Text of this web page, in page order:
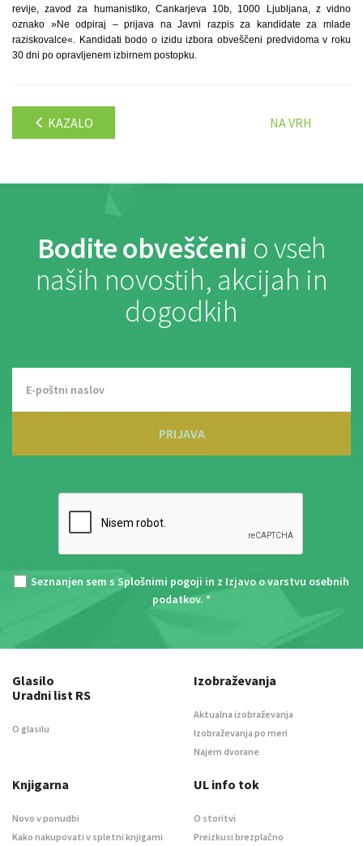
revije, zavod za humanistiko, Cankarjeva 10b, 1000 Ljubljana, z vidno
oznako »Ne odpiraj – prijava na Javni razpis za kandidate za mlade
raziskovalce«. Kandidati bodo o izidu izbora obveščeni predvidoma v roku
30 dni po opravljenem izbirnem postopku.
KAZALO NA VRH
Bodite obveščeni o vseh
naših novostih, akcijah in
dogodkih
PRIJAVA
Seznanjen sem s Splošnimi pogoji in z Izjavo o varstvu osebnih
podatkov. *
Glasilo
Uradni list RS
O glasilu
Izobraževanja
Aktualna izobraževanja
Izobraževanja po meri
Najem dvorane
Knjigarna
Novo v ponudbi
Kako nakupovati v spletni knjigarni
UL info tok
O storitvi
Preizkusi brezplačno